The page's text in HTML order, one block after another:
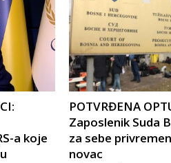
a koje
POTVRĐENA
Zaposlenik Suda
za sebe
novac